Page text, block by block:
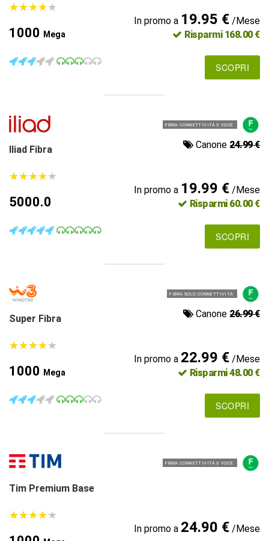
★★★★★
★★★★★
1000 Mega
In promo a 19.95 €/Mese
Risparmi 168.00 €
SCOPRI
FIBRA CONNETTIVITÀ E VOCE
Iliad Fibra Canone24.99 €
★★★★★
★★★★★
5000.0
In promo a 19.99 €/Mese
Risparmi 60.00 €
SCOPRI
FIBRA SOLO CONNETTIVITÀ
Super Fibra Canone26.99 €
★★★★★
★★★★★
1000 Mega
In promo a 22.99 €/Mese
Risparmi 48.00 €
SCOPRI
FIBRA CONNETTIVITÀ E VOCE
Tim Premium Base
★★★★★
★★★★★
In promo a 24.90 €/Mese